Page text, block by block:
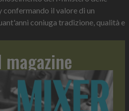
confermando il valore di un
coniuga tradizione, qualità e